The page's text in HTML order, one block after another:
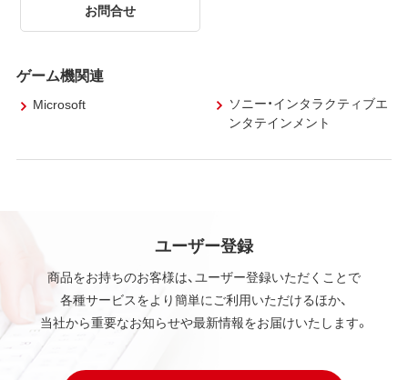
お問合せ
ゲーム機関連
Microsoft
ソニー・インタラクティブエ
ンタテインメント
ユーザー登録
商品をお持ちのお客様は、ユーザー登録いただくことで
各種サービスをより簡単にご利用いただけるほか、
当社から重要なお知らせや最新情報をお届けいたします。